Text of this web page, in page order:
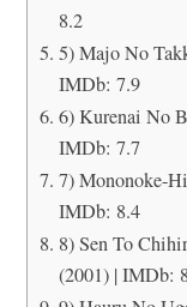
8.2
5) Majo No
IMDb: 7.9
6) Kurenai No
IMDb: 7.7
7) Mononoke-
IMDb: 8.4
8) Sen To
(2001) | IMDb: